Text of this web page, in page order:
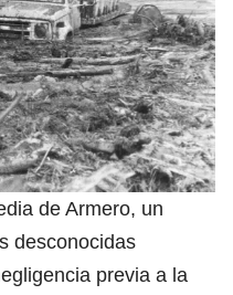
de Armero, un
desconocidas
previa a la